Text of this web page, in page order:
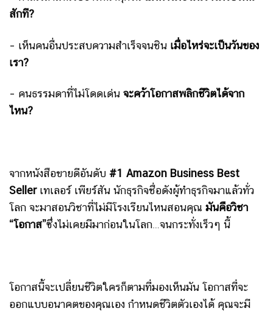
สักที?
– เห็นคนอื่นประสบความสำเร็จจนชิน เมื่อไหร่จะเป็นวันของ
เรา?
– คนธรรมดาที่ไม่โดดเด่น จะคว้าโอกาสพลิกชีวิตได้จาก
ไหน?
จากหนังสือขายดีอันดับ #1 Amazon Business Best
Sellerเทเลอร์ เพียร์สัน นักธุรกิจชื่อดังผู้ทำธุรกิจมาแล้วทั่ว
โลก จะมาสอนวิชาที่ไม่มีโรงเรียนไหนสอนคุณ มันคือวิชา
“โอกาส”ซึ่งไม่เคยมีมาก่อนในโลก…จนกระทั่งเร็วๆ นี้
โอกาสนี้จะเปลี่ยนชีวิตใครก็ตามที่มองเห็นมัน โอกาสที่จะ
ออกแบบอนาคตของคุณเอง กำหนดชีวิตตัวเองได้ คุณจะมี